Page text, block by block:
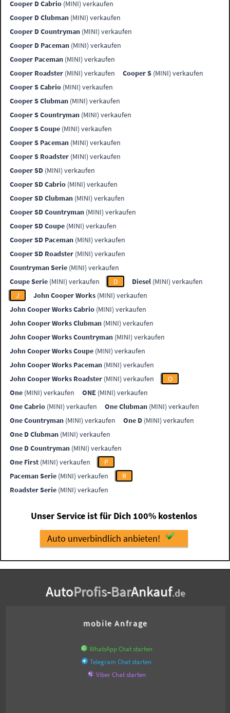
Cooper D Cabrio (MINI) verkaufen
Cooper D Clubman (MINI) verkaufen
Cooper D Countryman (MINI) verkaufen
Cooper D Paceman (MINI) verkaufen
Cooper Paceman (MINI) verkaufen
Cooper Roadster (MINI) verkaufen Cooper S (MINI) verkaufen
Cooper S Cabrio (MINI) verkaufen
Cooper S Clubman (MINI) verkaufen
Cooper S Countryman (MINI) verkaufen
Cooper S Coupe (MINI) verkaufen
Cooper S Paceman (MINI) verkaufen
Cooper S Roadster (MINI) verkaufen
Cooper SD (MINI) verkaufen
Cooper SD Cabrio (MINI) verkaufen
Cooper SD Clubman (MINI) verkaufen
Cooper SD Countryman (MINI) verkaufen
Cooper SD Coupe (MINI) verkaufen
Cooper SD Paceman (MINI) verkaufen
Cooper SD Roadster (MINI) verkaufen
Countryman Serie (MINI) verkaufen
Coupe Serie (MINI) verkaufen D Diesel (MINI) verkaufen
J
John Cooper Works (MINI) verkaufen
John Cooper Works Cabrio (MINI) verkaufen
John Cooper Works Clubman (MINI) verkaufen
John Cooper Works Countryman (MINI) verkaufen
John Cooper Works Coupe (MINI) verkaufen
John Cooper Works Paceman (MINI) verkaufen
John Cooper Works Roadster (MINI) verkaufen
O
One (MINI) verkaufen ONE (MINI) verkaufen
One Cabrio (MINI) verkaufen One Clubman (MINI) verkaufen
One Countryman (MINI) verkaufen One D (MINI) verkaufen
One D Clubman (MINI) verkaufen
One D Countryman (MINI) verkaufen
One First (MINI) verkaufen
P
Paceman Serie (MINI) verkaufen
R
Roadster Serie (MINI) verkaufen
Unser Service ist für Dich 100% kostenlos
Auto unverbindlich anbieten!
AutoProfis-BarAnkauf.de
mobile Anfrage
WhatsApp Chat starten
Telegram Chat starten
Viber Chat starten